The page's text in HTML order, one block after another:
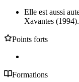
Elle est aussi
Xavantes (1994).
Points forts
Formations